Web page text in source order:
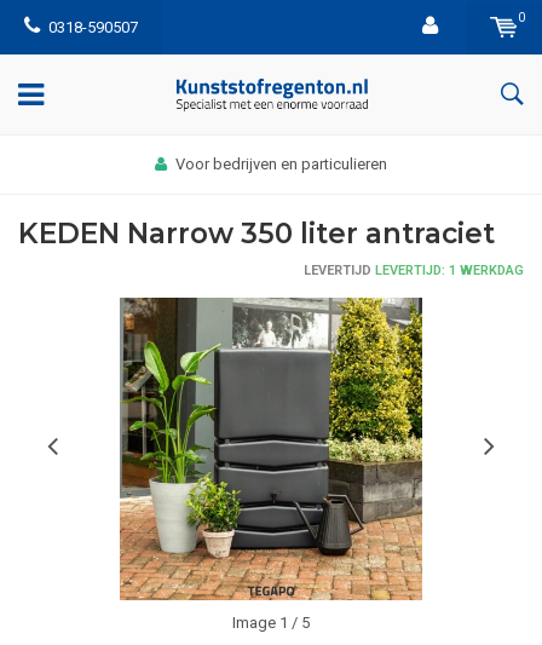
0318-590507
0
Afhalen: bekijk hier hoe het werkt
KEDEN Narrow 350 liter antraciet
LEVERTIJD LEVERTIJD: 1 WERKDAG
Image 1 / 5